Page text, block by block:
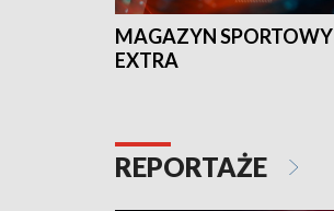
MAGAZYN SPORTOWY
EXTRA
REPORTAŻE